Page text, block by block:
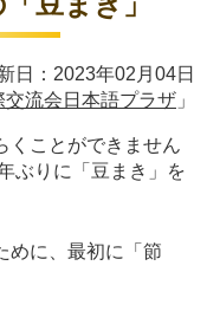
日：2023年02月04日
交流会日本語プラザ 」
くことができません
ぶりに「豆まき」を
めに、最初に「節